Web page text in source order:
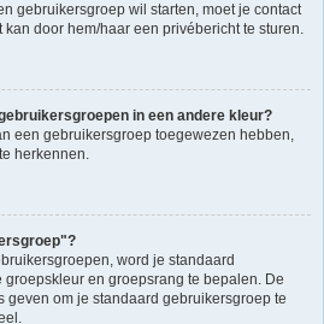
gebruikersgroep wil starten, moet je contact
door hem/haar een privébericht te sturen.
in een andere kleur?
een gebruikersgroep toegewezen hebben,
herkennen.
word je standaard
en groepsrang te bepalen. De
geven om je standaard gebruikersgroep te